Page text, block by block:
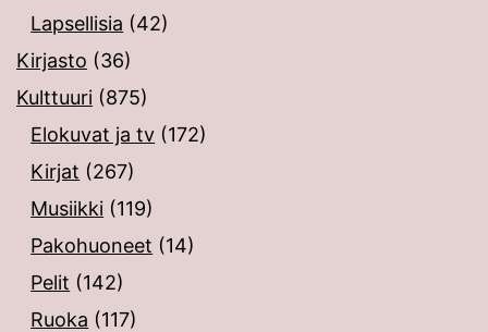
Lapsellisia (42)
Kirjasto (36)
Kulttuuri (875)
Elokuvat ja tv (172)
Kirjat (267)
Musiikki (119)
Pakohuoneet (14)
Pelit (142)
Ruoka (117)